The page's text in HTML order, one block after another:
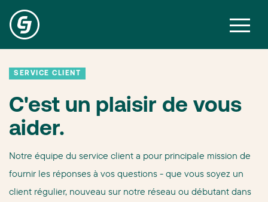
SERVICE CLIENT
C'est un plaisir de vous
aider.
Notre équipe du service client a pour principale mission de
fournir les réponses à vos questions - que vous soyez un
client régulier, nouveau sur notre réseau ou débutant dans